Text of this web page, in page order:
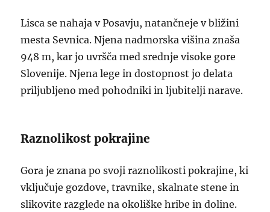
Lisca se nahaja v Posavju, natančneje v bližini
mesta Sevnica. Njena nadmorska višina znaša
948 m, kar jo uvršča med srednje visoke gore
Slovenije. Njena lege in dostopnost jo delata
priljubljeno med pohodniki in ljubitelji narave.
Raznolikost pokrajine
Gora je znana po svoji raznolikosti pokrajine, ki
vključuje gozdove, travnike, skalnate stene in
slikovite razglede na okoliške hribe in doline.